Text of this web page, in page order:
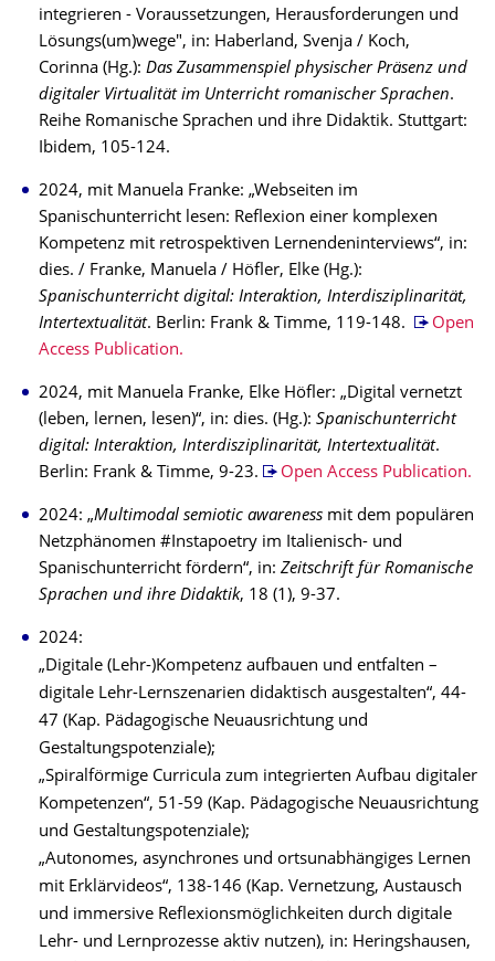
integrieren - Voraussetzungen, Herausforderungen und
Lösungs(um)wege", in: Haberland, Svenja / Koch,
Corinna (Hg.): Das Zusammenspiel physischer Präsenz und
digitaler Virtualität im Unterricht romanischer Sprachen.
Reihe Romanische Sprachen und ihre Didaktik. Stuttgart:
Ibidem, 105-124.
2024, mit Manuela Franke: „Webseiten im
Spanischunterricht lesen: Reflexion einer komplexen
Kompetenz mit retrospektiven Lernendeninterviews“, in:
dies. / Franke, Manuela / Höfler, Elke (Hg.):
Spanischunterricht digital: Interaktion, Interdisziplinarität,
Intertextualität. Berlin: Frank & Timme, 119-148.
Open
Access Publication.
2024, mit Manuela Franke, Elke Höfler: „Digital vernetzt
(leben, lernen, lesen)“, in: dies. (Hg.): Spanischunterricht
digital: Interaktion, Interdisziplinarität, Intertextualität.
Berlin: Frank & Timme, 9-23.
Open Access Publication.
2024: „Multimodal semiotic awareness mit dem populären
Netzphänomen #Instapoetry im Italienisch- und
Spanischunterricht fördern“, in: Zeitschrift für Romanische
Sprachen und ihre Didaktik, 18 (1), 9-37.
2024:
„Digitale (Lehr-)Kompetenz aufbauen und entfalten –
digitale Lehr-Lernszenarien didaktisch ausgestalten“, 44-
47 (Kap. Pädagogische Neuausrichtung und
Gestaltungspotenziale);
„Spiralförmige Curricula zum integrierten Aufbau digitaler
Kompetenzen“, 51-59 (Kap. Pädagogische Neuausrichtung
und Gestaltungspotenziale);
„Autonomes, asynchrones und ortsunabhängiges Lernen
mit Erklärvideos“, 138-146 (Kap. Vernetzung, Austausch
und immersive Reflexionsmöglichkeiten durch digitale
Lehr- und Lernprozesse aktiv nutzen), in: Heringshausen,